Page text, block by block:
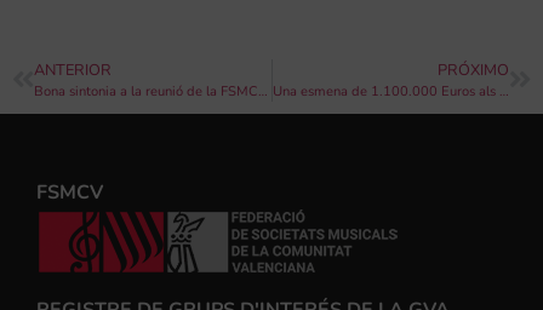
ANTERIOR
Bona sintonia a la reunió de la FSMCV amb l’Ajuntament de València
PRÓXIMO
Una esmena de 1.100.000 Euros als pressupostos de la Generalitat Valenciana permetrà iniciar un programa de col•laboració entre més de 2.000 grups de música
FSMCV